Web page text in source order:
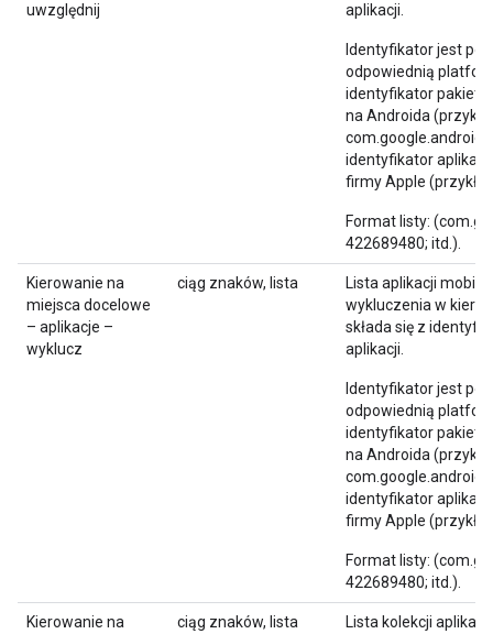
uwzględnij
aplikacji.
Identyfikator jest
odpowiednią
identyfikator pakietu
na Androida
identyfikator
firmy Apple
Format listy:
422689480; itd.).
Kierowanie na
miejsca docelowe
– aplikacje –
wyklucz
ciąg znaków, lista
Lista aplikacji
wykluczenia w
składa się z
aplikacji.
Identyfikator jest
odpowiednią
identyfikator pakietu
na Androida
identyfikator
firmy Apple
Format listy:
422689480; itd.).
Kierowanie na
ciąg znaków, lista
Lista kolekcji